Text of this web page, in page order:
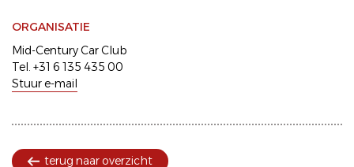
ORGANISATIE
Mid-Century Car Club
Tel. +31 6 135 435 00
Stuur e-mail
terug naar overzicht